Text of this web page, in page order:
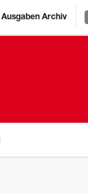
Ausgaben Archiv